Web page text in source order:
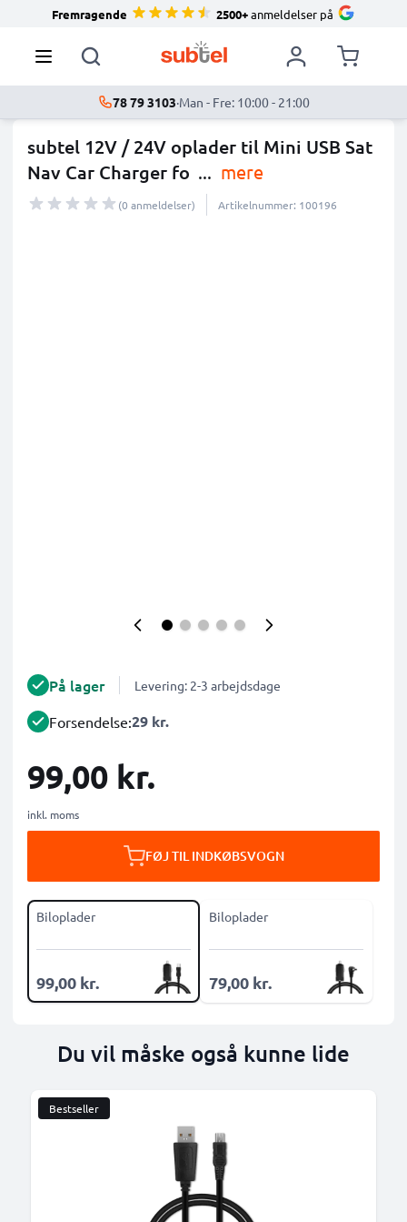
Fremragende 2500+anmeldelser på
78 79 3103·Man - Fre: 10:00 - 21:00
subtel 12V / 24V oplader til Mini USB Sat
Nav Car Charger fo ... mere
(0 anmeldelser) Artikelnummer: 100196
På lager Levering: 2-3 arbejdsdage
Forsendelse:29 kr.
99,00 kr.
inkl. moms
FØJ TIL INDKØBSVOGN
Biloplader
99,00 kr.
Biloplader
79,00 kr.
Du vil måske også kunne lide
Bestseller